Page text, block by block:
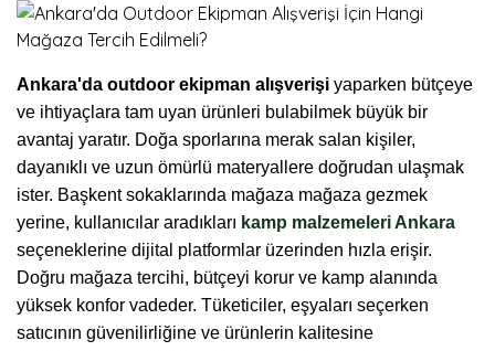
Ankara'da outdoor ekipman alışverişi yaparken bütçeye
ve ihtiyaçlara tam uyan ürünleri bulabilmek büyük bir
avantaj yaratır. Doğa sporlarına merak salan kişiler,
dayanıklı ve uzun ömürlü materyallere doğrudan ulaşmak
ister. Başkent sokaklarında mağaza mağaza gezmek
yerine, kullanıcılar aradıkları kamp malzemeleri Ankara
seçeneklerine dijital platformlar üzerinden hızla erişir.
Doğru mağaza tercihi, bütçeyi korur ve kamp alanında
yüksek konfor vadeder. Tüketiciler, eşyaları seçerken
satıcının güvenilirliğine ve ürünlerin kalitesine